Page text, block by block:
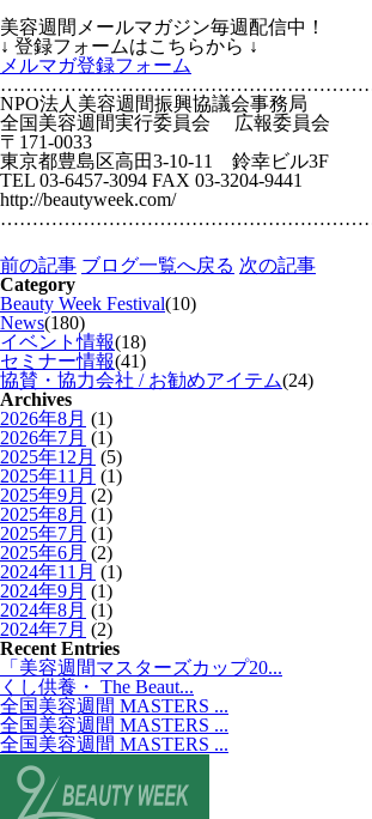
美容週間メールマガジン毎週配信中！
↓ 登録フォームはこちらから ↓
メルマガ登録フォーム
NPO法人美容週間振興協議会事務局
全国美容週間実行委員会 広報委員会
〒171-0033
東京都豊島区高田3-10-11 鈴幸ビル3F
TEL 03-6457-3094 FAX 03-3204-9441
http://beautyweek.com/
前の記事 ブログ一覧へ戻る 次の記事
Category
Beauty Week Festival(10)
News(180)
イベント情報(18)
セミナー情報(41)
協賛・協力会社 / お勧めアイテム(24)
Archives
2026年8月 (1)
2026年7月 (1)
2025年12月 (5)
2025年11月 (1)
2025年9月 (2)
2025年8月 (1)
2025年7月 (1)
2025年6月 (2)
2024年11月 (1)
2024年9月 (1)
2024年8月 (1)
2024年7月 (2)
Recent Entries
「美容週間マスターズカップ20...
くし供養・ The Beaut...
全国美容週間 MASTERS ...
全国美容週間 MASTERS ...
全国美容週間 MASTERS ...